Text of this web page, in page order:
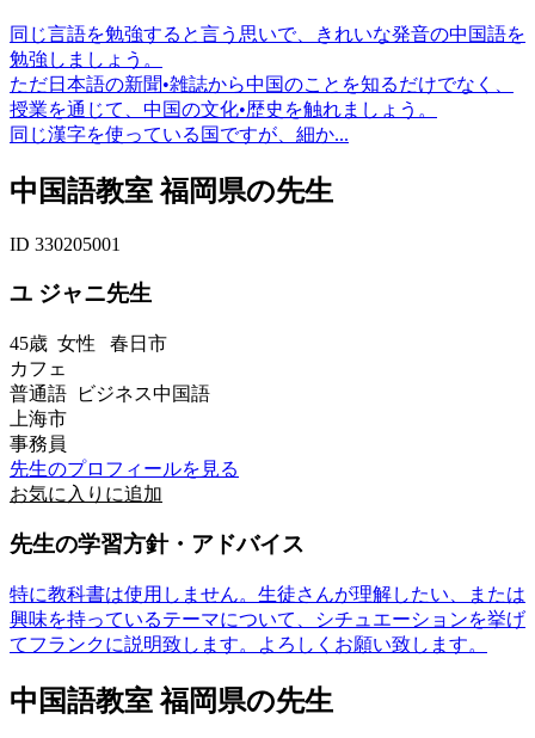
同じ言語を勉強すると言う思いで、きれいな発音の中国語を
勉強しましょう。
ただ日本語の新聞•雑誌から中国のことを知るだけでなく、
授業を通じて、中国の文化•歴史を触れましょう。
同じ漢字を使っている国ですが、細か...
中国語教室 福岡県の先生
ID 330205001
ユ ジャニ先生
45歳 女性 春日市
カフェ
普通語 ビジネス中国語
上海市
事務員
先生のプロフィールを見る
お気に入りに追加
先生の学習方針・アドバイス
特に教科書は使用しません。生徒さんが理解したい、または
興味を持っているテーマについて、シチュエーションを挙げ
てフランクに説明致します。よろしくお願い致します。
中国語教室 福岡県の先生